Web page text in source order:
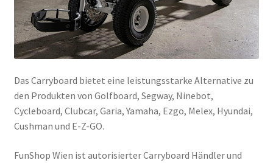
Das Carryboard bietet eine leistungsstarke Alternative zu
den Produkten von Golfboard, Segway, Ninebot,
Cycleboard, Clubcar, Garia, Yamaha, Ezgo, Melex, Hyundai,
Cushman und E-Z-GO.
FunShop Wien ist autorisierter Carryboard Händler und